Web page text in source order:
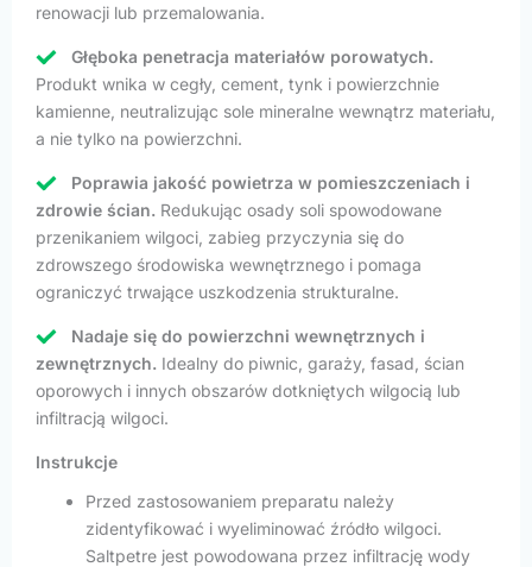
renowacji lub przemalowania.
Głęboka penetracja materiałów porowatych.
Produkt wnika w cegły, cement, tynk i powierzchnie
kamienne, neutralizując sole mineralne wewnątrz materiału,
a nie tylko na powierzchni.
Poprawia jakość powietrza w pomieszczeniach i
zdrowie ścian. Redukując osady soli spowodowane
przenikaniem wilgoci, zabieg przyczynia się do
zdrowszego środowiska wewnętrznego i pomaga
ograniczyć trwające uszkodzenia strukturalne.
Nadaje się do powierzchni wewnętrznych i
zewnętrznych. Idealny do piwnic, garaży, fasad, ścian
oporowych i innych obszarów dotkniętych wilgocią lub
infiltracją wilgoci.
Instrukcje
Przed zastosowaniem preparatu należy
zidentyfikować i wyeliminować źródło wilgoci.
Saltpetre jest powodowana przez infiltrację wody